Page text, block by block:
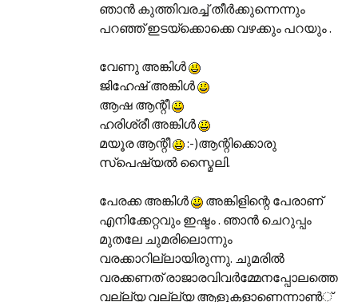
ഞാന്‍ കുത്തിവരച്ച് തീര്‍‌ക്കുന്നെന്നും
പറഞ്ഞ് ഇടയ്ക്കൊക്കെ വഴക്കും പറയും .
വേണു അങ്കിള്‍‌
ജിഹേഷ് അങ്കിള്‍‌
ആഷ ആന്റീ
ഹരിശ്രീ അങ്കിള്‍‌
മയൂര ആന്റീ
:-)ആന്റിക്കൊരു
സ്പെഷ്യല്‍ സ്മൈലി.
പേരക്ക അങ്കിള്‍‌
അങ്കിളിന്റെ പേരാണ്
എനിക്കേറ്റവും ഇഷ്ടം . ഞാന്‍ ചെറുപ്പം
മുതലേ ചുമരിലൊന്നും
വരക്കാറില്ലായിരുന്നു. ചുമരില്‍
വരക്കണത് രാജാരവിവര്‍‌മ്മേനപ്പോലത്തെ
വല്ല്യ വല്ല്യ ആളുകളാണെന്നാണ്‍്